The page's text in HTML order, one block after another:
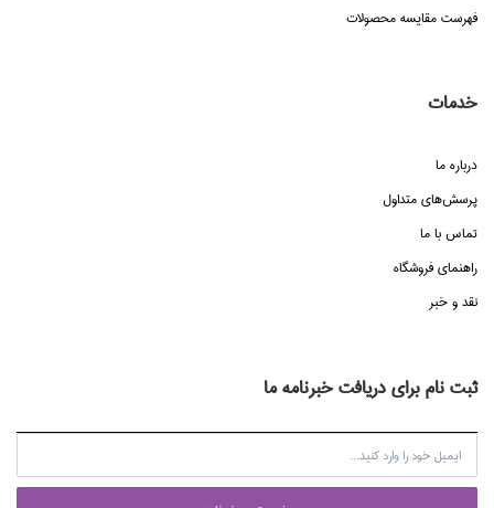
فهرست مقایسه محصولات
خدمات
درباره ما
پرسش‌هاي متداول
تماس با ما
راهنماي فروشگاه
نقد و خبر
ثبت نام برای دریافت خبرنامه ما